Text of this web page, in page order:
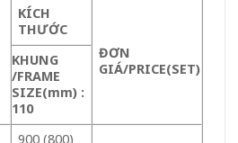
KÍCH
THƯỚC
ĐƠN
GIÁ/PRICE(SET)
KHUNG
/FRAME
SIZE(mm) :
110
900 (800)